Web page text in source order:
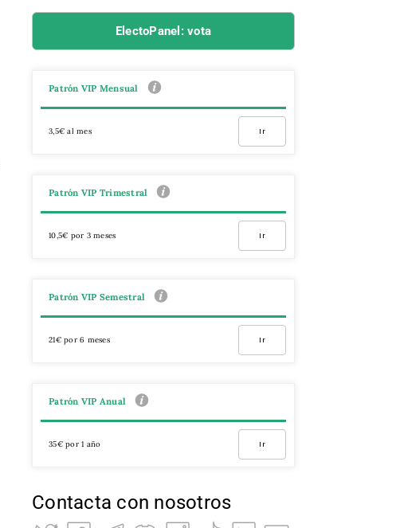
ElectoPanel: vota
Patrón VIP Mensual
3,5€ al mes Ir
Patrón VIP Trimestral
10,5€ por 3 meses Ir
Patrón VIP Semestral
21€ por 6 meses Ir
Patrón VIP Anual
35€ por 1 año Ir
Contacta con nosotros